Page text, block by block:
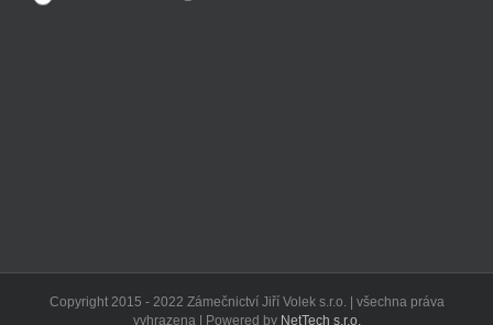
Copyright 2015 - 2022 Zámečnictví Jiří Volek s.r.o. | všechna práva
vyhrazena | Powered by NetTech s.r.o.